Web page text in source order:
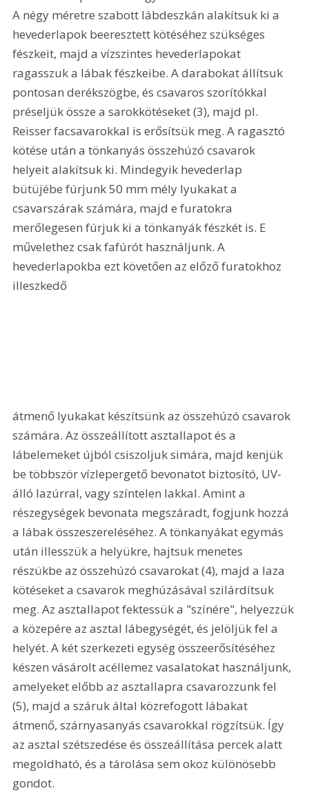
A négy méretre szabott lábdeszkán alakítsuk ki a
hevederlapok beeresztett kötéséhez szükséges
fészkeit, majd a vízszintes hevederlapokat
ragasszuk a lábak fészkeibe. A darabokat állítsuk
pontosan derékszögbe, és csavaros szorítókkal
préseljük össze a sarokkötéseket (3), majd pl.
Reisser facsavarokkal is erősítsük meg. A ragasztó
kötése után a tönkanyás összehúzó csavarok
helyeit alakítsuk ki. Mindegyik hevederlap
bütüjébe fúrjunk 50 mm mély lyukakat a
csavarszárak számára, majd e furatokra
merőlegesen fúrjuk ki a tönkanyák fészkét is. E
művelethez csak fafúrót használjunk. A
hevederlapokba ezt követően az előző furatokhoz
illeszkedő
átmenő lyukakat készítsünk az összehúzó csavarok
számára. Az összeállított asztallapot és a
lábelemeket újból csiszoljuk simára, majd kenjük
be többször vízlepergető bevonatot biztosító, UV-
álló lazúrral, vagy színtelen lakkal. Amint a
részegységek bevonata megszáradt, fogjunk hozzá
a lábak összeszereléséhez. A tönkanyákat egymás
után illesszük a helyükre, hajtsuk menetes
részükbe az összehúzó csavarokat (4), majd a laza
kötéseket a csavarok meghúzásával szilárdítsuk
meg. Az asztallapot fektessük a "színére", helyezzük
a közepére az asztal lábegységét, és jelöljük fel a
helyét. A két szerkezeti egység összeerősítéséhez
készen vásárolt acéllemez vasalatokat használjunk,
amelyeket előbb az asztallapra csavarozzunk fel
(5), majd a száruk által közrefogott lábakat
átmenő, szárnyasanyás csavarokkal rögzítsük. Így
az asztal szétszedése és összeállítása percek alatt
megoldható, és a tárolása sem okoz különösebb
gondot.